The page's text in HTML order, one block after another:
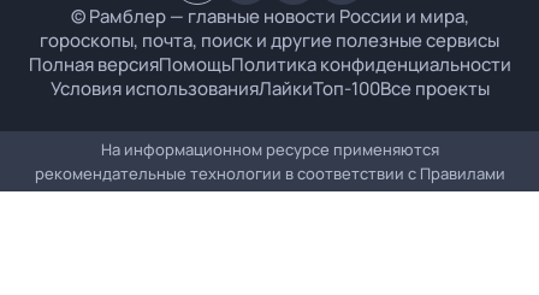
© Рамблер — главные новости России и мира,
гороскопы, почта, поиск и другие полезные сервисы
Полная версияПомощьПолитика конфиденциальности
Условия использованияЛайкиТоп-100Все проекты
На информационном ресурсе применяются
рекомендательные технологии в соответствии с Правилами